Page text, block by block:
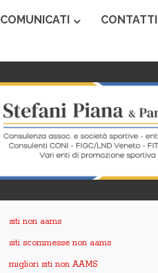
COMUNICATI CONTATTI
siti non aams
siti scommesse non aams
migliori siti non AAMS